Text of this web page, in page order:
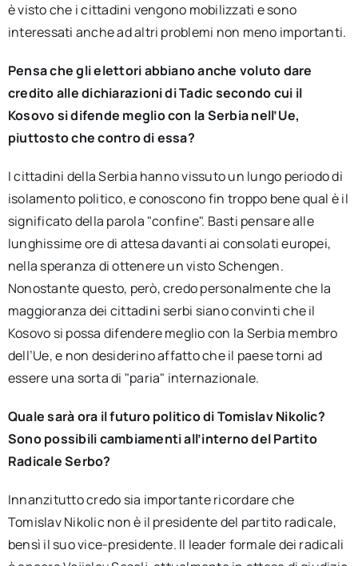
è visto che i cittadini vengono mobilizzati e sono
interessati anche ad altri problemi non meno importanti.
Pensa che gli elettori abbiano anche voluto dare
credito alle dichiarazioni di Tadic secondo cui il
Kosovo si difende meglio con la Serbia nell’Ue,
piuttosto che contro di essa?
I cittadini della Serbia hanno vissuto un lungo periodo di
isolamento politico, e conoscono fin troppo bene qual è il
significato della parola "confine". Basti pensare alle
lunghissime ore di attesa davanti ai consolati europei,
nella speranza di ottenere un visto Schengen.
Nonostante questo, però, credo personalmente che la
maggioranza dei cittadini serbi siano convinti che il
Kosovo si possa difendere meglio con la Serbia membro
dell’Ue, e non desiderino affatto che il paese torni ad
essere una sorta di "paria" internazionale.
Quale sarà ora il futuro politico di Tomislav Nikolic?
Sono possibili cambiamenti all’interno del Partito
Radicale Serbo?
Innanzitutto credo sia importante ricordare che
Tomislav Nikolic non è il presidente del partito radicale,
bensì il suo vice-presidente. Il leader formale dei radicali